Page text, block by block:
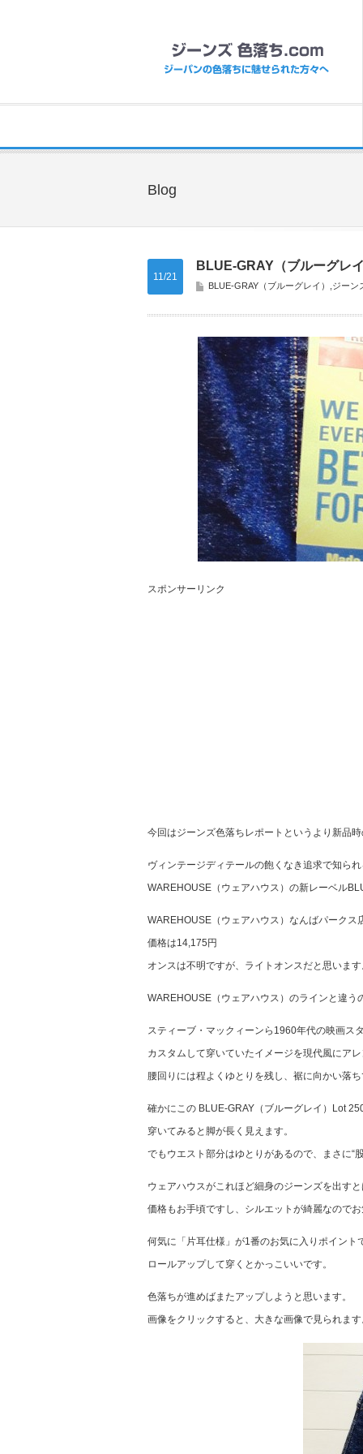
Blog
BLUE-GRAY（ブルーグレ
BLUE-GRAY（ブルーグレイ） ジーン
11/21
スポンサーリンク
今回はジーンズ色落ちレポートというより新品
ヴィンテージディテールの飽くなき追求で知ら
WAREHOUSE（ウェアハウス）の新レーベル
WAREHOUSE（ウェアハウス）なんばパークス
価格は14,175円
オンスは不明ですが、ライトオンスだと思いま
WAREHOUSE（ウェアハウス）のラインと違
スティーブ・マックィーンら1960年代の映画ス
カスタムして穿いていたイメージを現代風にア
腰回りには程よくゆとりを残し、裾に向かい落
確かにこの BLUE-GRAY（ブルーグレイ）Lot
穿いてみると脚が長く見えます。
でもウエスト部分はゆとりがあるので、まさに“
ウェアハウスがこれほど細身のジーンズを出す
価格もお手頃ですし、シルエットが綺麗なので
何気に「片耳仕様」が1番のお気に入りポイント
ロールアップして穿くとかっこいいです。
色落ちが進めばまたアップしようと思います。
画像をクリックすると、大きな画像で見られま